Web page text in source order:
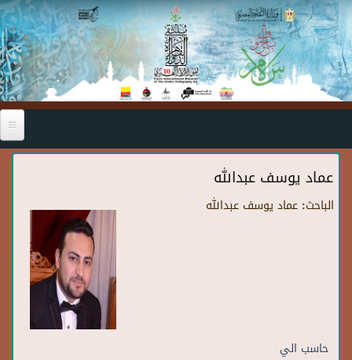
Skip to main content
عماد يوسف عبدالله
الباحث: عماد يوسف عبدالله
حاسب الي